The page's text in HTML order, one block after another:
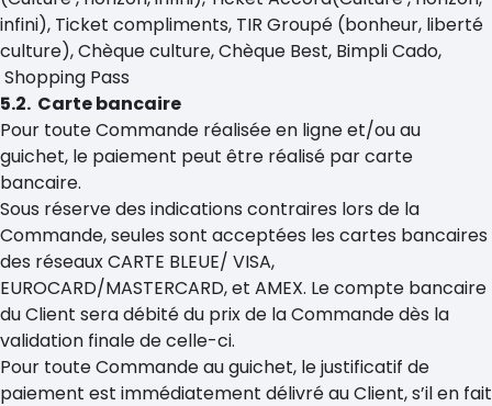
infini), Ticket compliments, TIR Groupé (bonheur, liberté
culture), Chèque culture, Chèque Best, Bimpli Cado,
Shopping Pass
5.2. Carte bancaire
Pour toute Commande réalisée en ligne et/ou au
guichet, le paiement peut être réalisé par carte
bancaire.
Sous réserve des indications contraires lors de la
Commande, seules sont acceptées les cartes bancaires
des réseaux CARTE BLEUE/ VISA,
EUROCARD/MASTERCARD, et AMEX. Le compte bancaire
du Client sera débité du prix de la Commande dès la
validation finale de celle-ci.
Pour toute Commande au guichet, le justificatif de
paiement est immédiatement délivré au Client, s’il en fait